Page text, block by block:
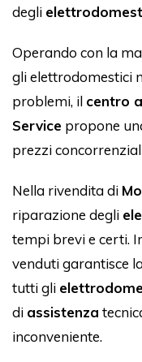
degli
Operando con la
gli elettrodomestici
problemi, il centro
Service propone
prezzi
Nella rivendita di
riparazione degli
tempi brevi e certi.
venduti garantisce
tutti gli
di assistenza
inconveniente.